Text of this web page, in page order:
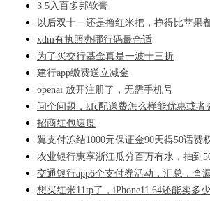
3.5入百多邦软膏
以后双十一还是撸红米把，挣得比苹果
xdm有执照办哪行码最合适
为了买交行基金真是一波十三折
建行app缴费送立减金
openai 放开注册了，无需手机号
问个问题，kfc配送费怎么样能优惠或者
招商红包速度
翼支付冻结1000元保证金90天得50话费
农业银行惠享浙江瓜分百万有水，抽到
交通银行app6个支付券活动，汇总，查
想买红米11tp了，iPhone11 64还能卖多